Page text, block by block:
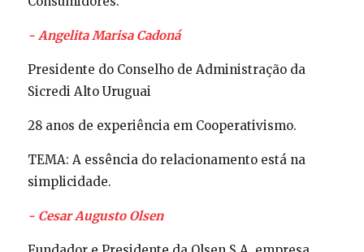
- Angelita Marisa Cadoná
Presidente do Conselho de Administração da
Sicredi Alto Uruguai
28 anos de experiência em Cooperativismo.
TEMA: A essência do relacionamento está na
simplicidade.
- Cesar Augusto Olsen